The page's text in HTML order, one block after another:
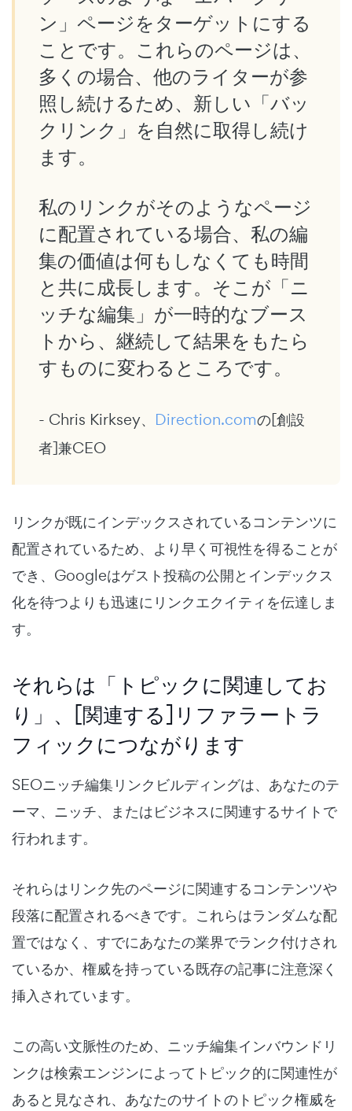
ン」ページをターゲットにする
ことです。これらのページは、
多くの場合、他のライターが参
照し続けるため、新しい「バッ
クリンク」を自然に取得し続け
ます。
私のリンクがそのようなページ
に配置されている場合、私の編
集の価値は何もしなくても時間
と共に成長します。そこが「ニ
ッチな編集」が一時的なブース
トから、継続して結果をもたら
すものに変わるところです。
- Chris Kirksey、 Direction.comの[創設
者]兼CEO
リンクが既にインデックスされているコンテンツに
配置されているため、より早く可視性を得ることが
でき、Googleはゲスト投稿の公開とインデックス
化を待つよりも迅速にリンクエクイティを伝達しま
す。
それらは「トピックに関連してお
り」、[関連する]リファラートラ
フィックにつながります
SEOニッチ編集リンクビルディングは、あなたのテ
ーマ、ニッチ、またはビジネスに関連するサイトで
行われます。
それらはリンク先のページに関連するコンテンツや
段落に配置されるべきです。これらはランダムな配
置ではなく、すでにあなたの業界でランク付けされ
ているか、権威を持っている既存の記事に注意深く
挿入されています。
この高い文脈性のため、ニッチ編集インバウンドリ
ンクは検索エンジンによってトピック的に関連性が
あると見なされ、あなたのサイトのトピック権威を